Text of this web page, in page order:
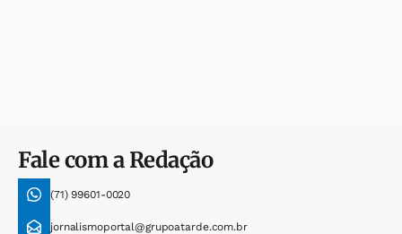
Fale com a Redação
(71) 99601-0020
jornalismoportal@grupoatarde.com.br